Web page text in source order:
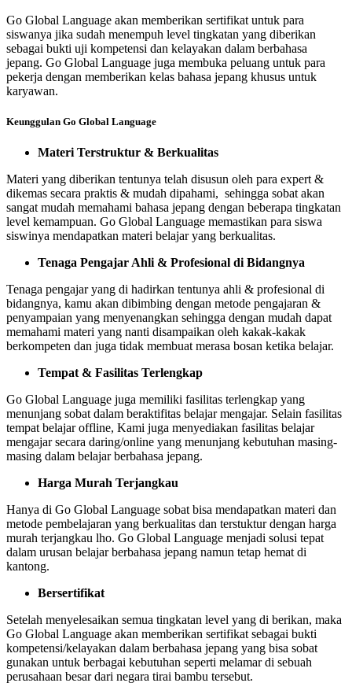
Go Global Language akan memberikan sertifikat untuk para
siswanya jika sudah menempuh level tingkatan yang diberikan
sebagai bukti uji kompetensi dan kelayakan dalam berbahasa
jepang. Go Global Language juga membuka peluang untuk para
pekerja dengan memberikan kelas bahasa jepang khusus untuk
karyawan.
Keunggulan Go Global Language
Materi Terstruktur & Berkualitas
Materi yang diberikan tentunya telah disusun oleh para expert &
dikemas secara praktis & mudah dipahami, sehingga sobat akan
sangat mudah memahami bahasa jepang dengan beberapa tingkatan
level kemampuan. Go Global Language memastikan para siswa
siswinya mendapatkan materi belajar yang berkualitas.
Tenaga Pengajar Ahli & Profesional di Bidangnya
Tenaga pengajar yang di hadirkan tentunya ahli & profesional di
bidangnya, kamu akan dibimbing dengan metode pengajaran &
penyampaian yang menyenangkan sehingga dengan mudah dapat
memahami materi yang nanti disampaikan oleh kakak-kakak
berkompeten dan juga tidak membuat merasa bosan ketika belajar.
Tempat & Fasilitas Terlengkap
Go Global Language juga memiliki fasilitas terlengkap yang
menunjang sobat dalam beraktifitas belajar mengajar. Selain fasilitas
tempat belajar offline, Kami juga menyediakan fasilitas belajar
mengajar secara daring/online yang menunjang kebutuhan masing-
masing dalam belajar berbahasa jepang.
Harga Murah Terjangkau
Hanya di Go Global Language sobat bisa mendapatkan materi dan
metode pembelajaran yang berkualitas dan terstuktur dengan harga
murah terjangkau lho. Go Global Language menjadi solusi tepat
dalam urusan belajar berbahasa jepang namun tetap hemat di
kantong.
Bersertifikat
Setelah menyelesaikan semua tingkatan level yang di berikan, maka
Go Global Language akan memberikan sertifikat sebagai bukti
kompetensi/kelayakan dalam berbahasa jepang yang bisa sobat
gunakan untuk berbagai kebutuhan seperti melamar di sebuah
perusahaan besar dari negara tirai bambu tersebut.